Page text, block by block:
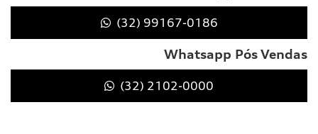
(32) 99167-0186
Whatsapp Pós Vendas
(32) 2102-0000